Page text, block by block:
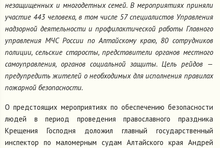
незащищенных и многодетных семей. В мероприятиях приняли
участие 443 человека, в том числе 57 специалистов Управления
надзорной деятельности и профилактической работы Главного
управления МЧС России по Алтайскому краю, 80 сотрудников
полиции, сельские старосты, представители органов местного
самоуправления, органов социальной защиты. Цель рейдов —
предупредить жителей о необходимых для исполнения правилах
пожарной безопасности.
О предстоящих мероприятиях по обеспечению безопасности
людей в период проведения православного праздника
Крещения Господня доложил главный государственный
инспектор по маломерным судам Алтайского края Андрей